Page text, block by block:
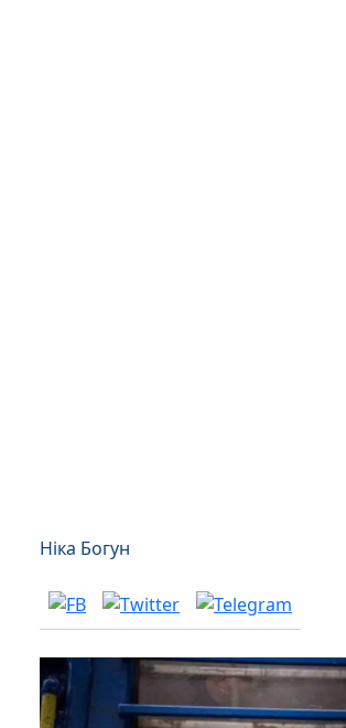
Ніка Богун